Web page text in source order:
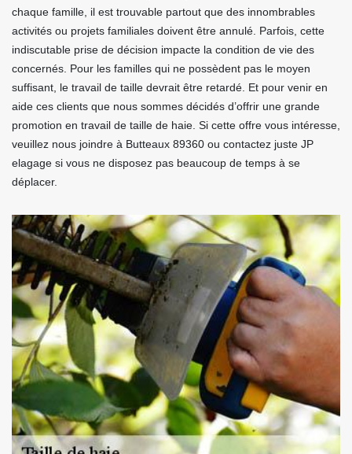
chaque famille, il est trouvable partout que des innombrables
activités ou projets familiales doivent être annulé. Parfois, cette
indiscutable prise de décision impacte la condition de vie des
concernés. Pour les familles qui ne possèdent pas le moyen
suffisant, le travail de taille devrait être retardé. Et pour venir en
aide ces clients que nous sommes décidés d’offrir une grande
promotion en travail de taille de haie. Si cette offre vous intéresse,
veuillez nous joindre à Butteaux 89360 ou contactez juste JP
elagage si vous ne disposez pas beaucoup de temps à se
déplacer.